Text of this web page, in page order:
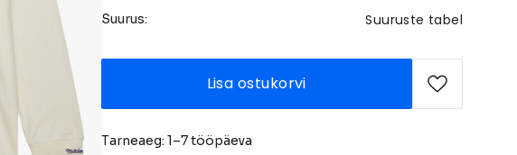
Suurus: Suuruste tabel
Lisa ostukorvi
Tarneaeg: 1–7 tööpäeva